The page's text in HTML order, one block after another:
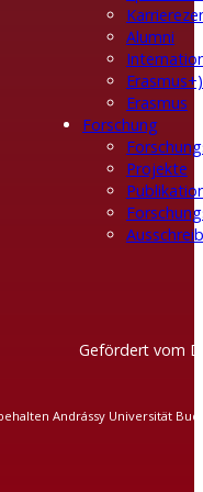
Alumni
Erasmus
Forschung
Projekte
Gefördert vom
Andrássy Universität